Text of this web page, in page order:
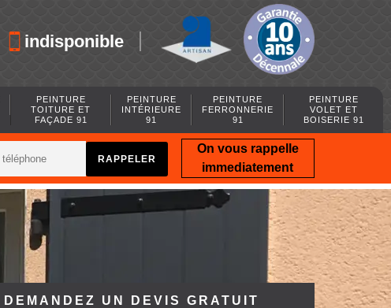
indisponible
PEINTURE
TOITURE ET
FAÇADE 91
PEINTURE
INTÉRIEURE
91
PEINTURE
FERRONNERIE
91
PEINTURE
VOLET ET
BOISERIE 91
On vous rappelle
immediatement
DEMANDEZ UN DEVIS GRATUIT